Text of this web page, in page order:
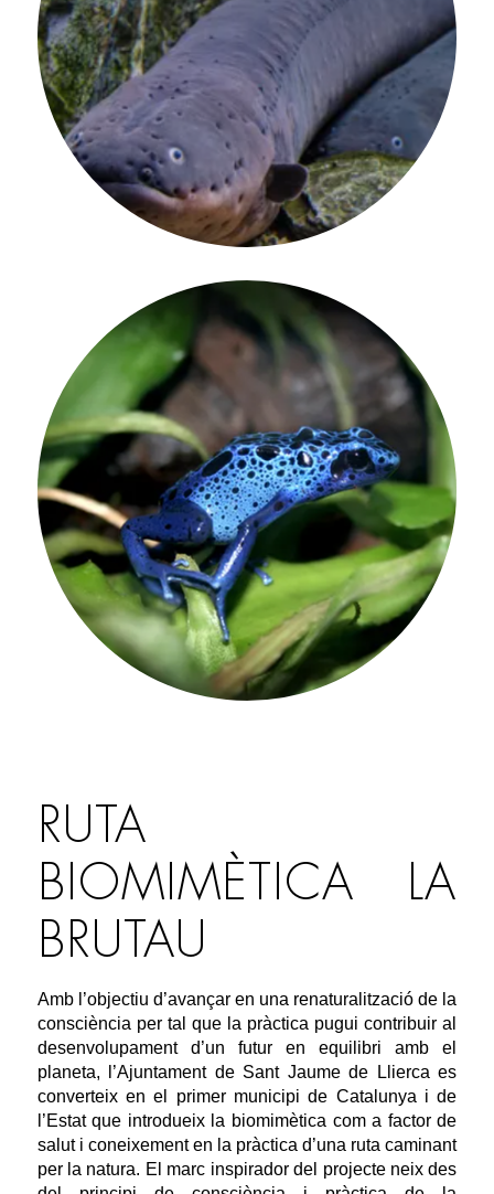
L’anguila elèctrica inspira una nova font
d’energia.
Les granotes inspiren la tecnologia de
descongelació per a avions.
RUTA
BIOMIMÈTICA LA
BRUTAU
Amb l’objectiu d’avançar en una renaturalització de la
consciència per tal que la pràctica pugui contribuir al
desenvolupament d’un futur en equilibri amb el
planeta, l’Ajuntament de Sant Jaume de Llierca es
converteix en el primer municipi de Catalunya i de
l’Estat que introdueix la biomimètica com a factor de
salut i coneixement en la pràctica d’una ruta caminant
per la natura. El marc inspirador del projecte neix des